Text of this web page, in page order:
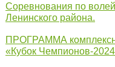
Соревнования по
Ленинского района.
ПРОГРАММА
«Кубок Чемпионов-